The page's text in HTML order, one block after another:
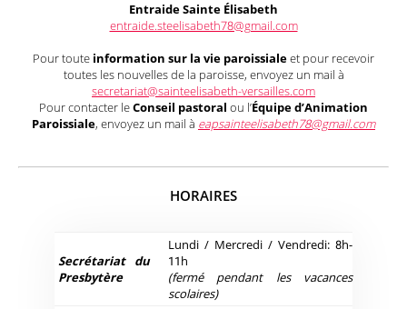
Entraide Sainte Élisabeth
entraide.steelisabeth78@gmail.com
Pour toute information sur la vie paroissialeet pour recevoir
toutes les nouvelles de la paroisse, envoyez un mail à
secretariat@sainteelisabeth-versailles.com
Pour contacter leConseil pastoral ou l’Équipe d’Animation
Paroissiale, envoyez un mail à eapsainteelisabeth78@gmail.com
HORAIRES
Secrétariat du
Presbytère
Lundi / Mercredi / Vendredi: 8h-
11h
(fermé pendant les vacances
scolaires)